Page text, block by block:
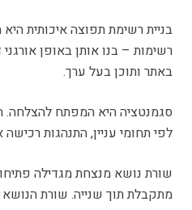
בניית רשימת תפוצה איכותית
באתר ותוכן בעל ערך.
סגמנטציה היא המפתח להצלחה.
לפי תחומי עניין, התנהגות
שורת נושא מנצחת מגדילה
מתקבלת תוך שנייה. שורת